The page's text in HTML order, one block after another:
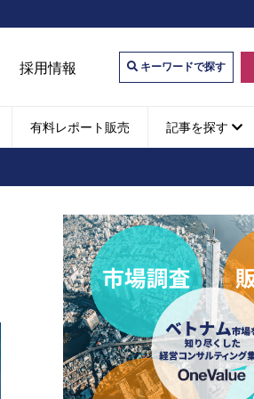
採用情報 キーワードで探す
有料レポート販売 記事を探す
現地パートナー探索
デジタルマーケティング・
web広告